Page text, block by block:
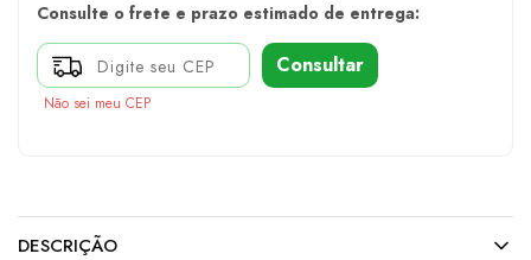
Consulte o frete e prazo estimado de entrega:
Consultar
Não sei meu CEP
DESCRIÇÃO